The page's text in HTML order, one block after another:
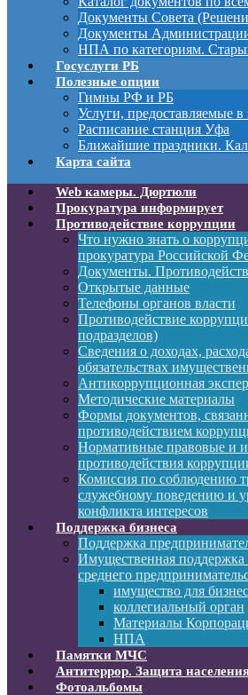
Документы Совета
Документы
НПА по категориям.
Госуслуги РБ
Полезные опции
Гимны РФ и РБ
Услуги, предоставляемые
Расписание станция Уфа
Ближайшие праздники.
Карта сайта
Web камеры. Дюртюли
Прокуратура информирует
Противодействие коррупции
Что нужно знать о
прокуратура Российской
Документы.
Открытые данные
Телефоны органов власти
Противодействие
подразделов)
Сведения о доходах,
обязательствах
Антикоррупционная
Методические материалы
Формы документов,
противодействием
Нормативные правовые и
противодействия
Комиссия по соблюдению
служебному поведению и
конфликта интересов
Поддержка бизнеса
Поддержка
Имущественная поддержка
среднего
имущество для
коллегиальный орган
Материалы
НПА
Памятки МЧС
Антитеррор. Защита
Фотоальбомы